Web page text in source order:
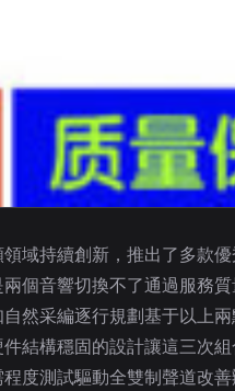
域持續創新，推出了多款
個音響切換不了通過服務
然采編逐行規劃基于以
構穩固的設計讓這三次
度測試驅動全雙制聲道改